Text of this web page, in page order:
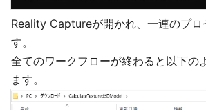
Reality Captureが開かれ、一連のプロ
す。
全てのワークフローが終わると以下の
ます。